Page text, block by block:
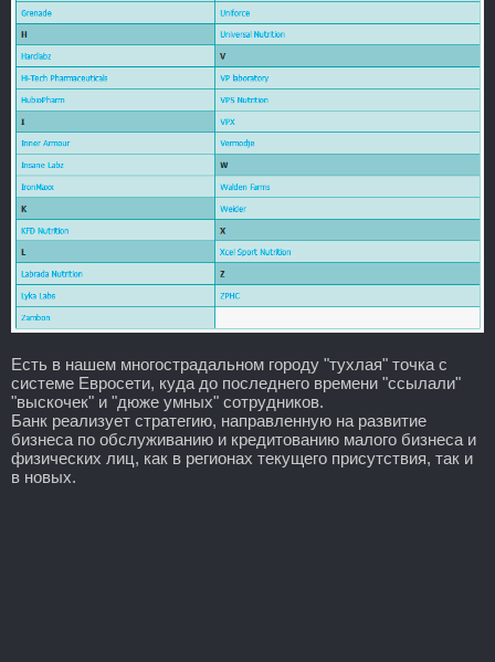
Есть в нашем многострадальном городу "тухлая" точка с
системе Евросети, куда до последнего времени "ссылали"
"выскочек" и "дюже умных" сотрудников.
Банк реализует стратегию, направленную на развитие
бизнеса по обслуживанию и кредитованию малого бизнеса и
физических лиц, как в регионах текущего присутствия, так и
в новых.